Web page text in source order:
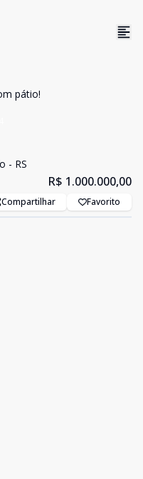
pátio!
- RS
R$ 1.000.000,00
Compartilhar Favorito